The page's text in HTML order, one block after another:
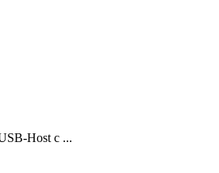
Host с ...